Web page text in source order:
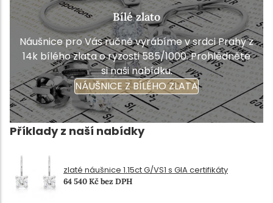
Bílé zlato
Náušnice pro Vás ručně vyrábíme v srdci Prahy z
14k bílého zlata o ryzosti 585/1000. Prohlédněte
si naši nabídku.
NÁUŠNICE Z BÍLÉHO ZLATA
Příklady z naší nabídky
zlaté náušnice 1.15ct G/VS1 s GIA certifikáty
64 540 Kč bez DPH